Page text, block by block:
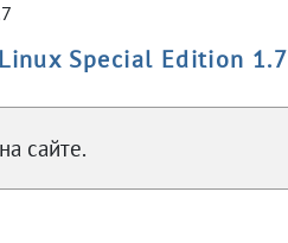
Special Edition 1.7
сайте.